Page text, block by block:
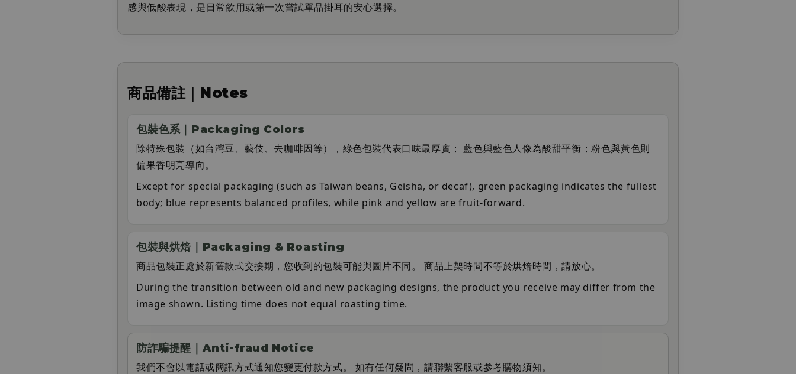
感與低酸表現，是日常飲用或第一次嘗試單品掛耳的安心選擇。
商品備註｜Notes
包裝色系｜Packaging Colors
除特殊包裝（如台灣豆、藝伎、去咖啡因等），綠色包裝代表口味最厚實； 藍色與藍色人像為酸甜平衡；粉色與黃色則
偏果香明亮導向。
Except for special packaging (such as Taiwan beans, Geisha, or decaf), green packaging indicates the fullest
body; blue represents balanced profiles, while pink and yellow are fruit-forward.
包裝與烘焙｜Packaging & Roasting
商品包裝正處於新舊款式交接期，您收到的包裝可能與圖片不同。 商品上架時間不等於烘焙時間，請放心。
During the transition between old and new packaging designs, the product you receive may differ from the
image shown. Listing time does not equal roasting time.
防詐騙提醒｜Anti-fraud Notice
我們不會以電話或簡訊方式通知您變更付款方式。 如有任何疑問，請聯繫客服或參考購物須知。